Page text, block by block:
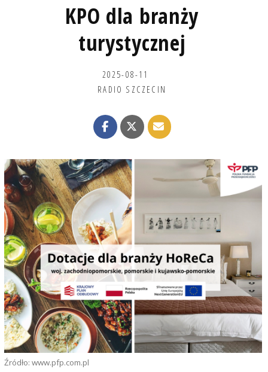
KPO dla branży
turystycznej
2025-08-11
RADIO SZCZECIN
Źródło: www.pfp.com.pl